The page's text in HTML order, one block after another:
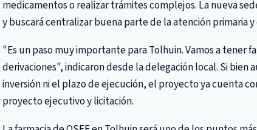
medicamentos o realizar trámites complejos. La nueva
y buscará centralizar buena parte de la atención primaria
"Es un paso muy importante para Tolhuin. Vamos a tener
derivaciones", indicaron desde la delegación local. Si bien
inversión ni el plazo de ejecución, el proyecto ya cuenta
proyecto ejecutivo y licitación.